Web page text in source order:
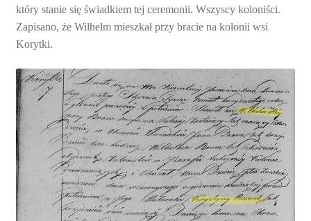
który stanie się świadkiem tej ceremonii. Wszyscy koloniści.
Zapisano, że Wilhelm mieszkał przy bracie na kolonii wsi
Korytki.